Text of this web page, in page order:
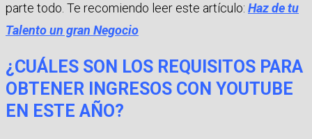
parte todo. Te recomiendo leer este artículo: Haz de tu
Talento un gran Negocio
¿CUÁLES SON LOS REQUISITOS PARA
OBTENER INGRESOS CON YOUTUBE
EN ESTE AÑO?